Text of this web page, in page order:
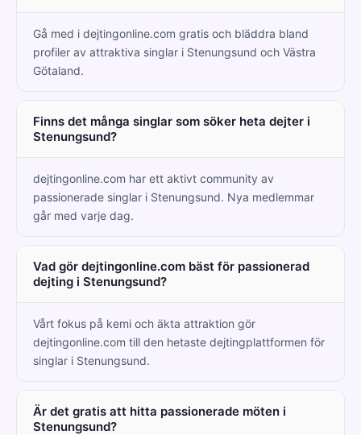
Gå med i dejtingonline.com gratis och bläddra bland
profiler av attraktiva singlar i Stenungsund och Västra
Götaland.
Finns det många singlar som söker heta dejter i
Stenungsund?
dejtingonline.com har ett aktivt community av
passionerade singlar i Stenungsund. Nya medlemmar
går med varje dag.
Vad gör dejtingonline.com bäst för passionerad
dejting i Stenungsund?
Vårt fokus på kemi och äkta attraktion gör
dejtingonline.com till den hetaste dejtingplattformen för
singlar i Stenungsund.
Är det gratis att hitta passionerade möten i
Stenungsund?